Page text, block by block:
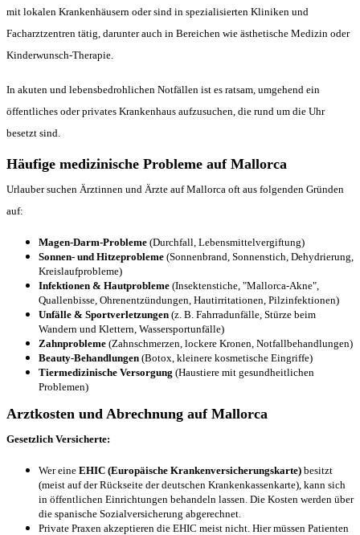
mit lokalen Krankenhäusern oder sind in spezialisierten Kliniken und
Facharztzentren tätig, darunter auch in Bereichen wie ästhetische Medizin oder
Kinderwunsch-Therapie.
In akuten und lebensbedrohlichen Notfällen ist es ratsam, umgehend ein
öffentliches oder privates Krankenhaus aufzusuchen, die rund um die Uhr
besetzt sind.
Häufige medizinische Probleme auf Mallorca
Urlauber suchen Ärztinnen und Ärzte auf Mallorca oft aus folgenden Gründen
auf:
Magen-Darm-Probleme (Durchfall, Lebensmittelvergiftung)
Sonnen- und Hitzeprobleme (Sonnenbrand, Sonnenstich, Dehydrierung,
Kreislaufprobleme)
Infektionen & Hautprobleme (Insektenstiche, "Mallorca-Akne",
Quallenbisse, Ohrenentzündungen, Hautirritationen, Pilzinfektionen)
Unfälle & Sportverletzungen (z. B. Fahrradunfälle, Stürze beim
Wandern und Klettern, Wassersportunfälle)
Zahnprobleme (Zahnschmerzen, lockere Kronen, Notfallbehandlungen)
Beauty-Behandlungen (Botox, kleinere kosmetische Eingriffe)
Tiermedizinische Versorgung (Haustiere mit gesundheitlichen
Problemen)
Arztkosten und Abrechnung auf Mallorca
Gesetzlich Versicherte:
Wer eine EHIC (Europäische Krankenversicherungskarte) besitzt
(meist auf der Rückseite der deutschen Krankenkassenkarte), kann sich
in öffentlichen Einrichtungen behandeln lassen. Die Kosten werden über
die spanische Sozialversicherung abgerechnet.
Private Praxen akzeptieren die EHIC meist nicht. Hier müssen Patienten